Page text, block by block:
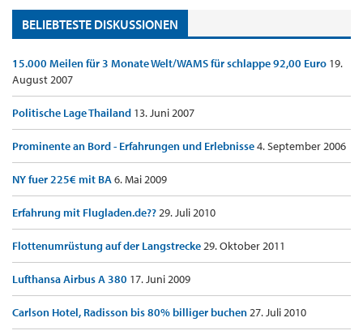
BELIEBTESTE DISKUSSIONEN
15.000 Meilen für 3 Monate Welt/WAMS für schlappe 92,00 Euro 19.
August 2007
Politische Lage Thailand 13. Juni 2007
Prominente an Bord - Erfahrungen und Erlebnisse4. September 2006
NY fuer 225€ mit BA6. Mai 2009
Erfahrung mit Flugladen.de??29. Juli 2010
Flottenumrüstung auf der Langstrecke29. Oktober 2011
Lufthansa Airbus A 380 17. Juni 2009
Carlson Hotel, Radisson bis 80% billiger buchen27. Juli 2010